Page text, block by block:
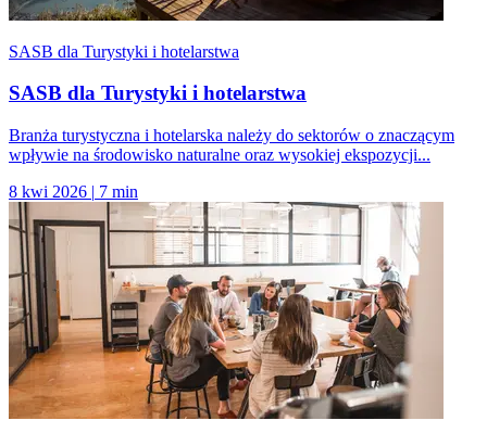
SASB dla Turystyki i hotelarstwa
SASB dla Turystyki i hotelarstwa
Branża turystyczna i hotelarska należy do sektorów o znaczącym
wpływie na środowisko naturalne oraz wysokiej ekspozycji...
8 kwi 2026 | 7 min